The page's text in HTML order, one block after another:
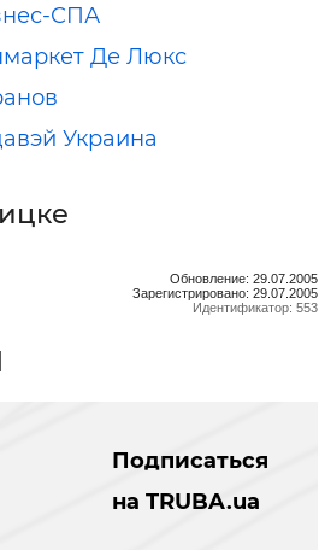
СПА
Де Люкс
Украина
Обновление: 29.07.2005
Зарегистрировано: 29.07.2005
Идентификатор: 553
Подписаться
на TRUBA.ua